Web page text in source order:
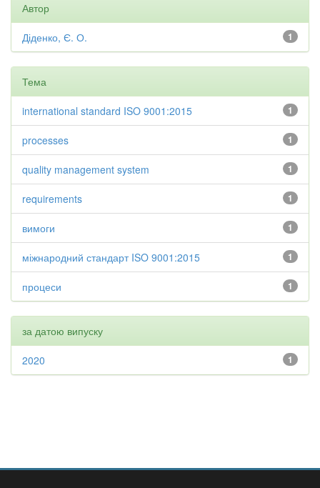
Автор
1
Діденко, Є. О.
Тема
1
international standard ISO 9001:2015
1
processes
1
quality management system
1
requirements
1
вимоги
1
міжнародний стандарт ISO 9001:2015
1
процеси
за датою випуску
1
2020